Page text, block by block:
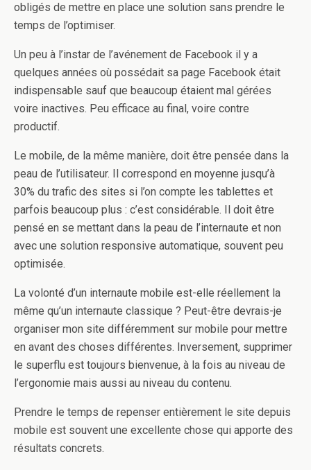
obligés de mettre en place une solution sans prendre le
temps de l’optimiser.
Un peu à l’instar de l’avénement de Facebook il y a
quelques années où possédait sa page Facebook était
indispensable sauf que beaucoup étaient mal gérées
voire inactives. Peu efficace au final, voire contre
productif.
Le mobile, de la même manière, doit être pensée dans la
peau de l’utilisateur. Il correspond en moyenne jusqu’à
30% du trafic des sites si l’on compte les tablettes et
parfois beaucoup plus : c’est considérable. Il doit être
pensé en se mettant dans la peau de l’internaute et non
avec une solution responsive automatique, souvent peu
optimisée.
La volonté d’un internaute mobile est-elle réellement la
même qu’un internaute classique ? Peut-être devrais-je
organiser mon site différemment sur mobile pour mettre
en avant des choses différentes. Inversement, supprimer
le superflu est toujours bienvenue, à la fois au niveau de
l’ergonomie mais aussi au niveau du contenu.
Prendre le temps de repenser entièrement le site depuis
mobile est souvent une excellente chose qui apporte des
résultats concrets.